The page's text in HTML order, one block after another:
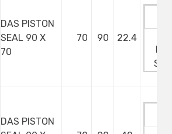
DAS PISTON
SEAL 90 X
70
70 90 22.4
DAS PISTON